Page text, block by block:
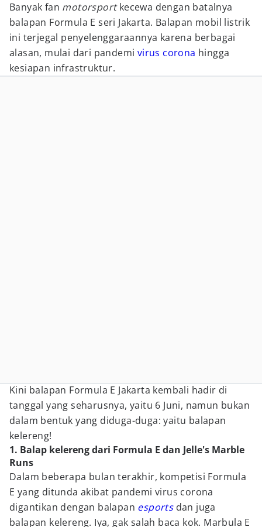
Banyak fan motorsportkecewa dengan batalnya
balapan Formula E seri Jakarta. Balapan mobil listrik
ini terjegal penyelenggaraannya karena berbagai
alasan, mulai dari pandemi virus corona hingga
kesiapan infrastruktur.
Kini balapan Formula E Jakarta kembali hadir di
tanggal yang seharusnya, yaitu 6 Juni, namun bukan
dalam bentuk yang diduga-duga: yaitu balapan
kelereng!
1. Balap kelereng dari Formula E dan Jelle's Marble
Runs
Dalam beberapa bulan terakhir, kompetisi Formula
E yang ditunda akibat pandemi virus corona
digantikan dengan balapan esportsdan juga
balapan kelereng. Iya, gak salah baca kok. Marbula E